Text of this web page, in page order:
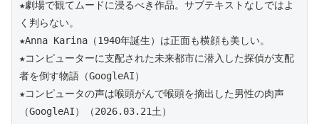
★劇場で観てムードに浸るべき作品。サブテキストなしではよ
く判らない。
★Anna Karina（1940年誕生）は正面も横顔も美しい。
★コンピューターに支配された未来都市に潜入した探偵が支配
者を倒す物語（GoogleAI）
★コンピュータの声は喉頭がんで喉頭を摘出した男性の肉声
（GoogleAI）（2026.03.21土）